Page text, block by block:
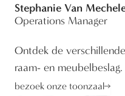
Stephanie Van
Operations Manager
Ontdek de
raam- en meubelbeslag.
bezoek onze toonzaal